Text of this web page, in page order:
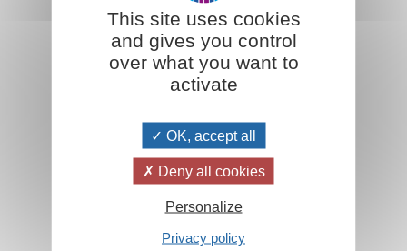
Aggiungi al carrello
This site uses cookies
and gives you control
over what you want to
activate
OK, accept all
Deny all cookies
Personalize
Privacy policy